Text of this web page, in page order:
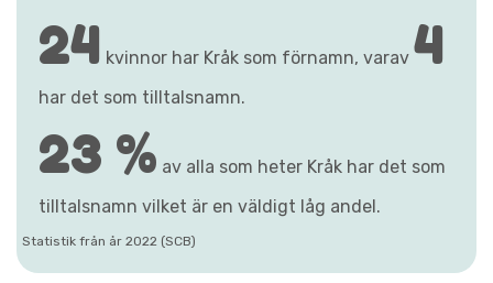
24 kvinnor har Kråk som förnamn, varav 4
har det som tilltalsnamn.
23 % av alla som heter Kråk har det som
tilltalsnamn vilket är en väldigt låg andel.
Statistik från år 2022 (SCB)